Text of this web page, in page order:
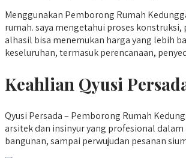
Menggunakan Pemborong Rumah
rumah. saya mengetahui proses
alhasil bisa menemukan harga yang lebih
keseluruhan, termasuk perencanaan,
Keahlian Qyusi
Qyusi Persada – Pemborong Rumah
arsitek dan insinyur yang profesional
bangunan, sampai perwujudan pesanan